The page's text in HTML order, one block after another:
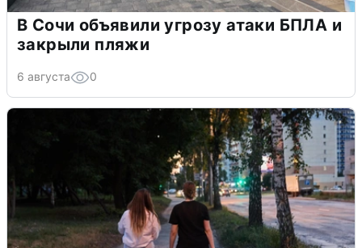
В Сочи объявили угрозу атаки БПЛА и
закрыли пляжи
6 августа 0